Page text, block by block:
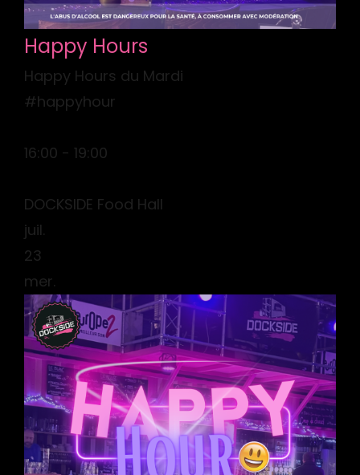
Happy Hours
Happy Hours du Mardi
#happyhour
16:00 - 19:00
DOCKSIDE Food Hall
juil.
23
mer.